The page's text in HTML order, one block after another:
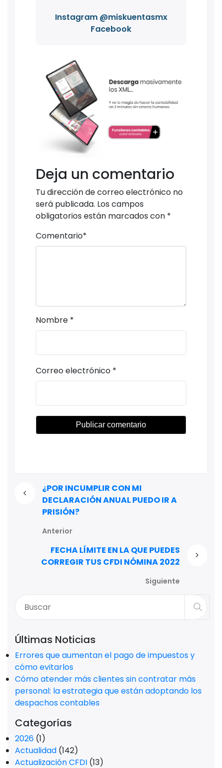
Instagram @miskuentasmx
Facebook
Deja un comentario
Tu dirección de correo electrónico no
será publicada. Los campos
obligatorios están marcados con *
Comentario*
Nombre *
Correo electrónico *
¿POR INCUMPLIR CON MI
DECLARACIÓN ANUAL PUEDO IR A
PRISIÓN?
Anterior
FECHA LÍMITE EN LA QUE PUEDES
CORREGIR TUS CFDI NÓMINA 2022
Siguiente
Últimas Noticias
Errores que aumentan el pago de impuestos y
cómo evitarlos
Cómo atender más clientes sin contratar más
personal: la estrategia que están adoptando los
despachos contables
Categorías
2026 (1)
Actualidad (142)
Actualización CFDI (13)